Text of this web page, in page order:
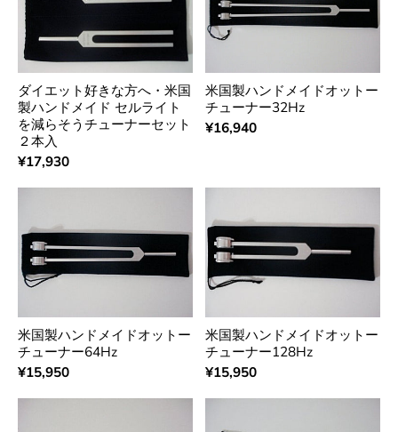
ダイエット好きな方へ・米国
製ハンドメイド セルライト
を減らそうチューナーセット
２本入
¥17,930
米国製ハンドメイドオットー
チューナー32Hz
¥16,940
米国製ハンドメイドオットー
チューナー64Hz
¥15,950
米国製ハンドメイドオットー
チューナー128Hz
¥15,950